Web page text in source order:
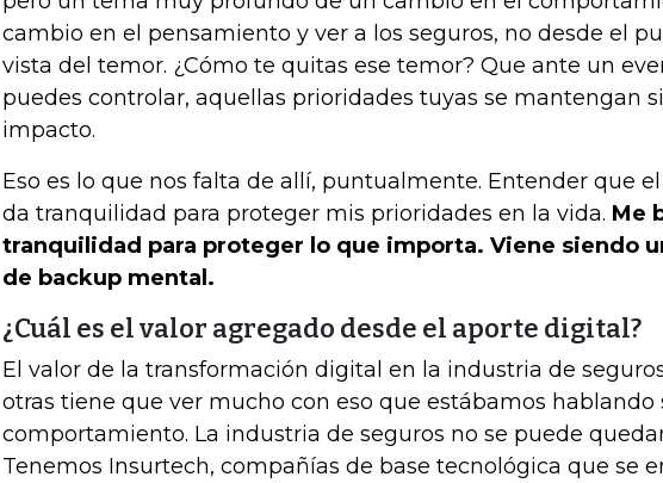
cambio en el pensamiento y ver a los seguros, no desde el
vista del temor. ¿Cómo te quitas ese temor? Que ante un
puedes controlar, aquellas prioridades tuyas se mantengan
impacto.
Eso es lo que nos falta de allí, puntualmente. Entender que
da tranquilidad para proteger mis prioridades en la vida. Me
tranquilidad para proteger lo que importa. Viene siendo
de backup mental.
¿Cuál es el valor agregado desde el aporte digital?
El valor de la transformación digital en la industria de
otras tiene que ver mucho con eso que estábamos hablando
comportamiento. La industria de seguros no se puede
Tenemos Insurtech, compañías de base tecnológica que se